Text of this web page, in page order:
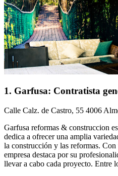
1. Garfusa: Contratista
Calle Calz. de Castro, 55 4006
Garfusa reformas & construccion
dedica a ofrecer una amplia
la construcción y las reformas.
empresa destaca por su
llevar a cabo cada proyecto. Entre